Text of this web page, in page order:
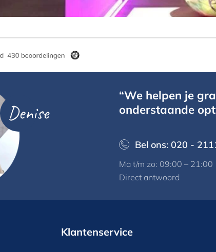
Denise
“We helpen je
onderstaande
Bel ons: 020 -
Ma t/m zo: 09:00 – 21:00
Direct antwoord
Klantenservice